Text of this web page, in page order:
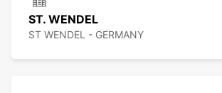
ST. WENDEL
ST WENDEL - GERMANY